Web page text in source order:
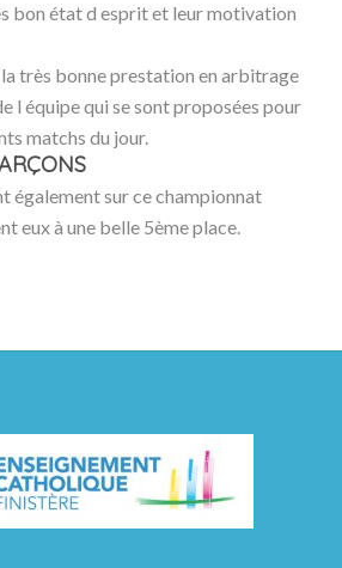
bon état d esprit et leur motivation
très bonne prestation en arbitrage
l équipe qui se sont proposées pour
matchs du jour.
également sur ce championnat
eux à une belle 5ème place.